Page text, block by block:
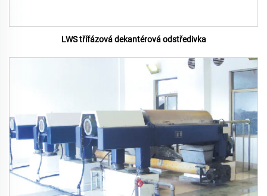
LWS třífázová dekantérová odstředivka